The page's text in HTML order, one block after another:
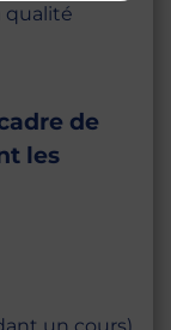
qualité
de
les
un cours)